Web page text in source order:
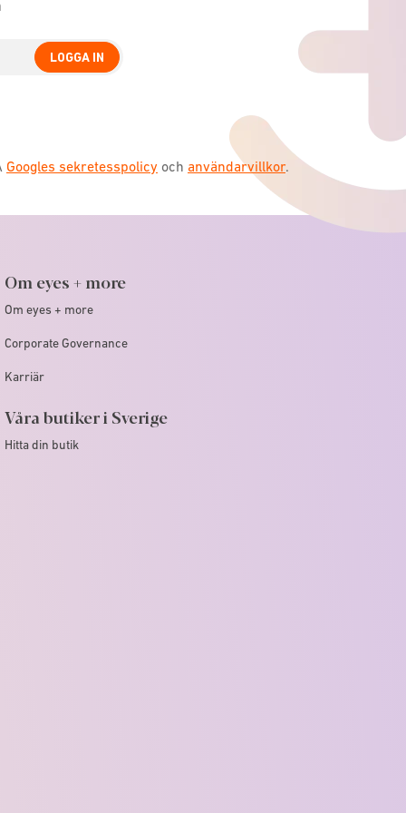
LOGGA IN
Googles sekretesspolicy och användarvillkor.
Om eyes + more
Om eyes + more
Corporate Governance
Karriär
Våra butiker i Sverige
Hitta din butik